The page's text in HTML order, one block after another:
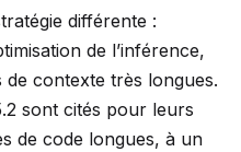
différente :
de l’inférence,
contexte très longues.
sont cités pour leurs
de code longues, à un